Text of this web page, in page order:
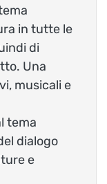
in tutte le
di
Una
musicali e
tema
dialogo
e